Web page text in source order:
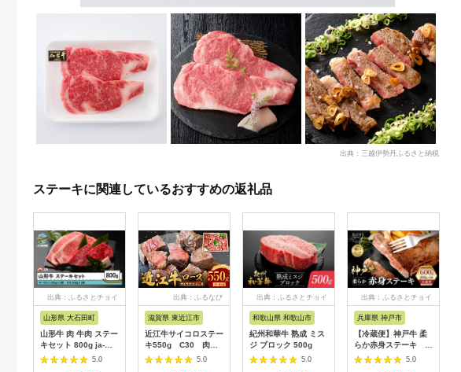
出典：三越伊勢丹ふるさと納税
ステーキに関連しているおすすめの返礼品
出典：ふるさとチョイ
山形県 大石田町
山形牛 肉 牛肉 ステー
キセット 800g ja-
gnssx800
5.0
出典：ふるなび
滋賀県 東近江市
近江牛サイコロステー
キ550g C30 肉の
大助
5.0
出典：ふるさとチョイ
和歌山県 和歌山市
紀州和華牛 熟成 ミス
ジ ブロック 500g
5.0
出典：ふるさとチョイ
兵庫県 神戸市
【冷蔵便】神戸牛 柔
らか赤身ステーキ
200g×3枚
5.0